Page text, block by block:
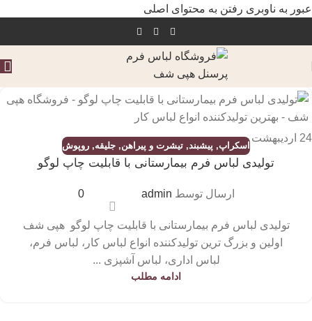
عبور به ناوبری رفتن به محتوای اصلی
24 اردیبهشت
اسکراپ, پیشبند, تیشرت و پیراهن, جلیقه, روپوش
تولیدی لباس فرم بیمارستانی با قابلیت چاپ لوگو
ارسال توسط admin
0
تولیدی لباس فرم بیمارستانی با قابلیت چاپ لوگو هپی شف
اولین و بزرگ ترین تولیدکننده انواع لباس کار، لباس فرم،
لباس اداری، لباس آشپزی ...
ادامه مطلب